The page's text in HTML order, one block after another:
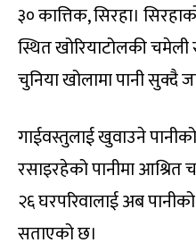
३० कात्तिक, सिरहा।
स्थित खोरियाटोलकी
चुनिया खोलामा पानी सुक्दै
गाईवस्तुलाई खुवाउने
रसाइरहेको पानीमा
२६ घरपरिवालाई अब
सताएको छ।